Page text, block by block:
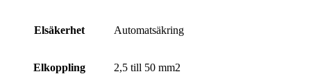
Elsäkerhet Automatsäkring
Elkoppling 2,5 till 50 mm2